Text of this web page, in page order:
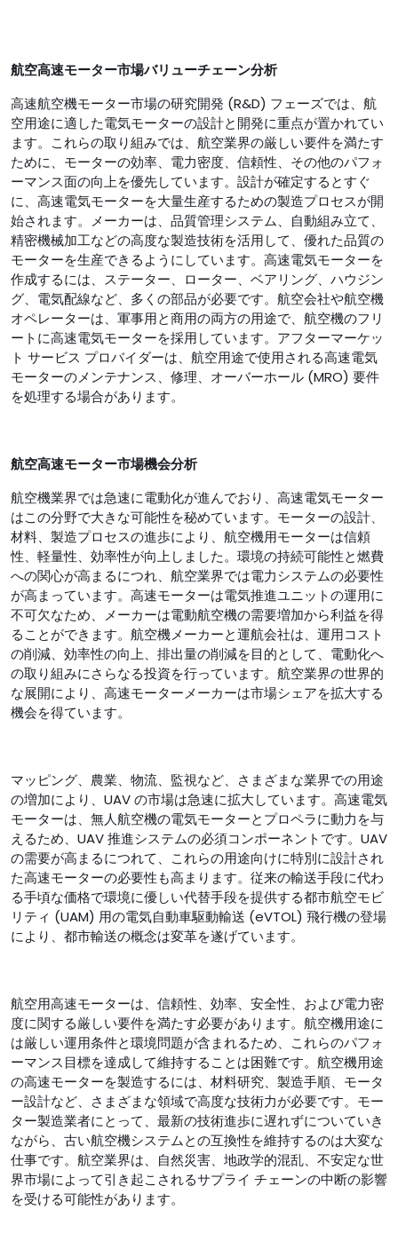
航空高速モーター市場バリューチェーン分析
高速航空機モーター市場の研究開発 (R&D) フェーズでは、航
空用途に適した電気モーターの設計と開発に重点が置かれてい
ます。これらの取り組みでは、航空業界の厳しい要件を満たす
ために、モーターの効率、電力密度、信頼性、その他のパフォ
ーマンス面の向上を優先しています。設計が確定するとすぐ
に、高速電気モーターを大量生産するための製造プロセスが開
始されます。メーカーは、品質管理システム、自動組み立て、
精密機械加工などの高度な製造技術を活用して、優れた品質の
モーターを生産できるようにしています。高速電気モーターを
作成するには、ステーター、ローター、ベアリング、ハウジン
グ、電気配線など、多くの部品が必要です。航空会社や航空機
オペレーターは、軍事用と商用の両方の用途で、航空機のフリ
ートに高速電気モーターを採用しています。アフターマーケッ
ト サービス プロバイダーは、航空用途で使用される高速電気
モーターのメンテナンス、修理、オーバーホール (MRO) 要件
を処理する場合があります。
航空高速モーター市場機会分析
航空機業界では急速に電動化が進んでおり、高速電気モーター
はこの分野で大きな可能性を秘めています。モーターの設計、
材料、製造プロセスの進歩により、航空機用モーターは信頼
性、軽量性、効率性が向上しました。環境の持続可能性と燃費
への関心が高まるにつれ、航空業界では電力システムの必要性
が高まっています。高速モーターは電気推進ユニットの運用に
不可欠なため、メーカーは電動航空機の需要増加から利益を得
ることができます。航空機メーカーと運航会社は、運用コスト
の削減、効率性の向上、排出量の削減を目的として、電動化へ
の取り組みにさらなる投資を行っています。航空業界の世界的
な展開により、高速モーターメーカーは市場シェアを拡大​​する
機会を得ています。
マッピング、農業、物流、監視など、さまざまな業界での用途
の増加により、UAV の市場は急速に拡大しています。高速電気
モーターは、無人航空機の電気モーターとプロペラに動力を与
えるため、UAV 推進システムの必須コンポーネントです。UAV
の需要が高まるにつれて、これらの用途向けに特別に設計され
た高速モーターの必要性も高まります。従来の輸送手段に代わ
る手頃な価格で環境に優しい代替手段を提供する都市航空モビ
リティ (UAM) 用の電気自動車駆動輸送 (eVTOL) 飛行機の登場
により、都市輸送の概念は変革を遂げています。
航空用高速モーターは、信頼性、効率、安全性、および電力密
度に関する厳しい要件を満たす必要があります。航空機用途に
は厳しい運用条件と環境問題が含まれるため、これらのパフォ
ーマンス目標を達成して維持することは困難です。航空機用途
の高速モーターを製造するには、材料研究、製造手順、モータ
ー設計など、さまざまな領域で高度な技術力が必要です。モー
ター製造業者にとって、最新の技術進歩に遅れずについていき
ながら、古い航空機システムとの互換性を維持するのは大変な
仕事です。航空業界は、自然災害、地政学的混乱、不安定な世
界市場によって引き起こされるサプライ チェーンの中断の影響
を受ける可能性があります。